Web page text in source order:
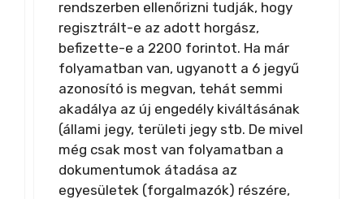
rendszerben ellenőrizni tudják, hogy
regisztrált-e az adott horgász,
befizette-e a 2200 forintot. Ha már
folyamatban van, ugyanott a 6 jegyű
azonosító is megvan, tehát semmi
akadálya az új engedély kiváltásának
(állami jegy, területi jegy stb. De mivel
még csak most van folyamatban a
dokumentumok átadása az
egyesületek (forgalmazók) részére,